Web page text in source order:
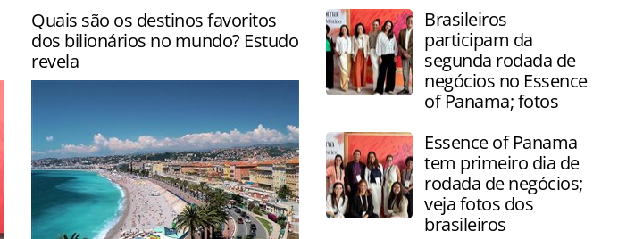
Quais são os destinos favoritos
dos bilionários no mundo? Estudo
revela
Brasileiros
participam da
segunda rodada de
negócios no Essence
of Panama; fotos
Essence of Panama
tem primeiro dia de
rodada de negócios;
veja fotos dos
brasileiros